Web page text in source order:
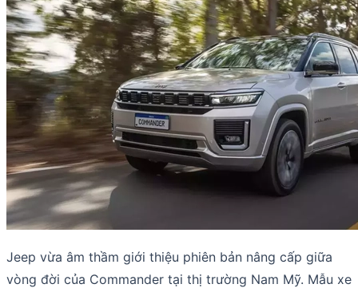
Jeep vừa âm thầm giới thiệu phiên bản nâng cấp giữa
vòng đời của Commander tại thị trường Nam Mỹ. Mẫu xe